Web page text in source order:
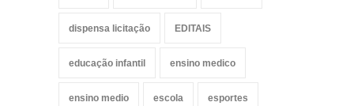
dispensa licitação EDITAIS
educação infantil ensino medico
ensino medio escola esportes